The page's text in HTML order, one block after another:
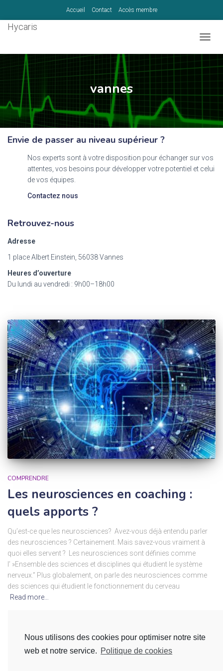
Accueil Contact Accès membre
Hycaris
vannes
Envie de passer au niveau supérieur ?
Nos experts sont à votre disposition pour échanger sur vos
attentes, vos besoins pour développer votre potentiel et celui
de vos équipes.
Contactez nous
Retrouvez-nous
Adresse
1 place Albert Einstein, 56038 Vannes
Heures d’ouverture
Du lundi au vendredi : 9h00–18h00
COMPRENDRE
Les neurosciences en coaching :
quels apports ?
Qu’est-ce que les neurosciences? Avez-vous déjà entendu parler
des neurosciences ? Certainement. Mais savez-vous vraiment à
quoi elles servent ? Les neurosciences sont définies comme
l’ »Ensemble des sciences et disciplines qui étudient le système
nerveux.” Plus globalement, on parle des neurosciences comme
des sciences qui étudient le fonctionnement du cerveau
Read more…
Nous utilisons des cookies pour optimiser notre site
web et notre service. Politique de cookies